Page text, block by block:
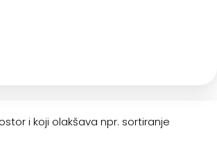
i koji olakšava npr. sortiranje